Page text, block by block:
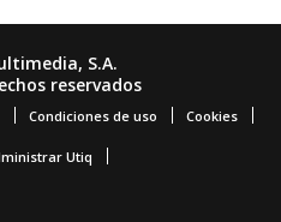
S.A.
reservados
Condiciones de uso Cookies
Utiq